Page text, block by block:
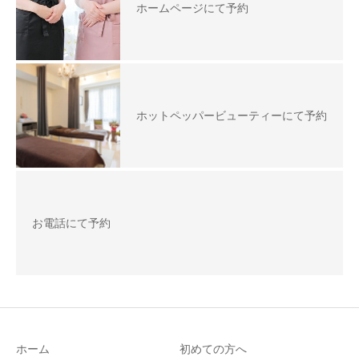
ホームページにて予約
ホットペッパービューティーにて予約
お電話にて予約
ホーム 初めての方へ